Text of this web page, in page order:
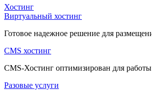
Хостинг
Виртуальный хостинг
Готовое надежное решение для
CMS хостинг
CMS-Хостинг оптимизирован для
Разовые услуги